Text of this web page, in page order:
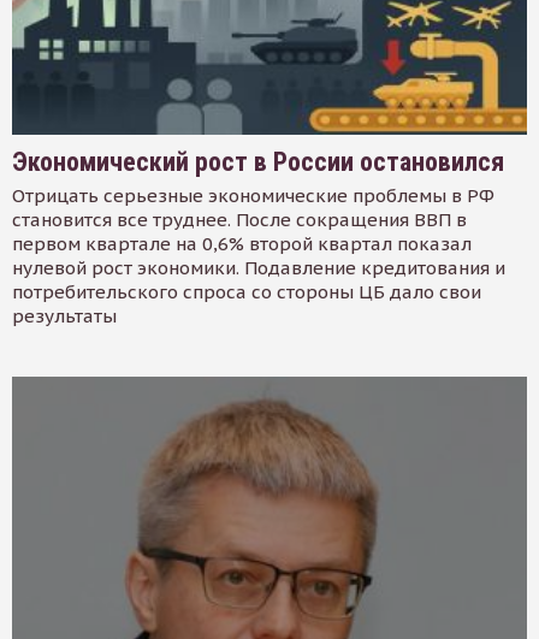
Экономический рост в России остановился
Отрицать серьезные экономические проблемы в РФ
становится все труднее. После сокращения ВВП в
первом квартале на 0,6% второй квартал показал
нулевой рост экономики. Подавление кредитования и
потребительского спроса со стороны ЦБ дало свои
результаты